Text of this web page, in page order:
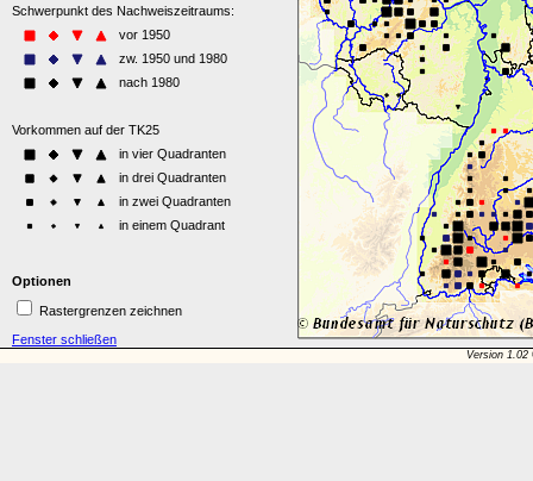
Optionen
Rastergrenzen zeichnen
Fenster schließen
Version